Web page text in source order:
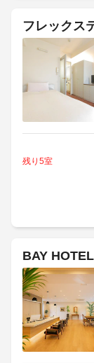
フレックス
残り5室
BAY